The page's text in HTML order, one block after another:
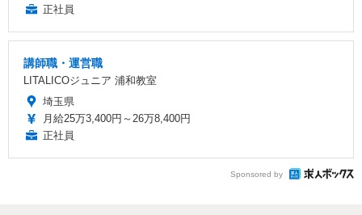
正社員
講師職・運営職
LITALICOジュニア 浦和教室
埼玉県
月給25万3,400円～26万8,400円
正社員
Sponsored by